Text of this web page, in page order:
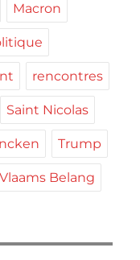
Macron
rencontres
Saint Nicolas
Trump
Vlaams Belang